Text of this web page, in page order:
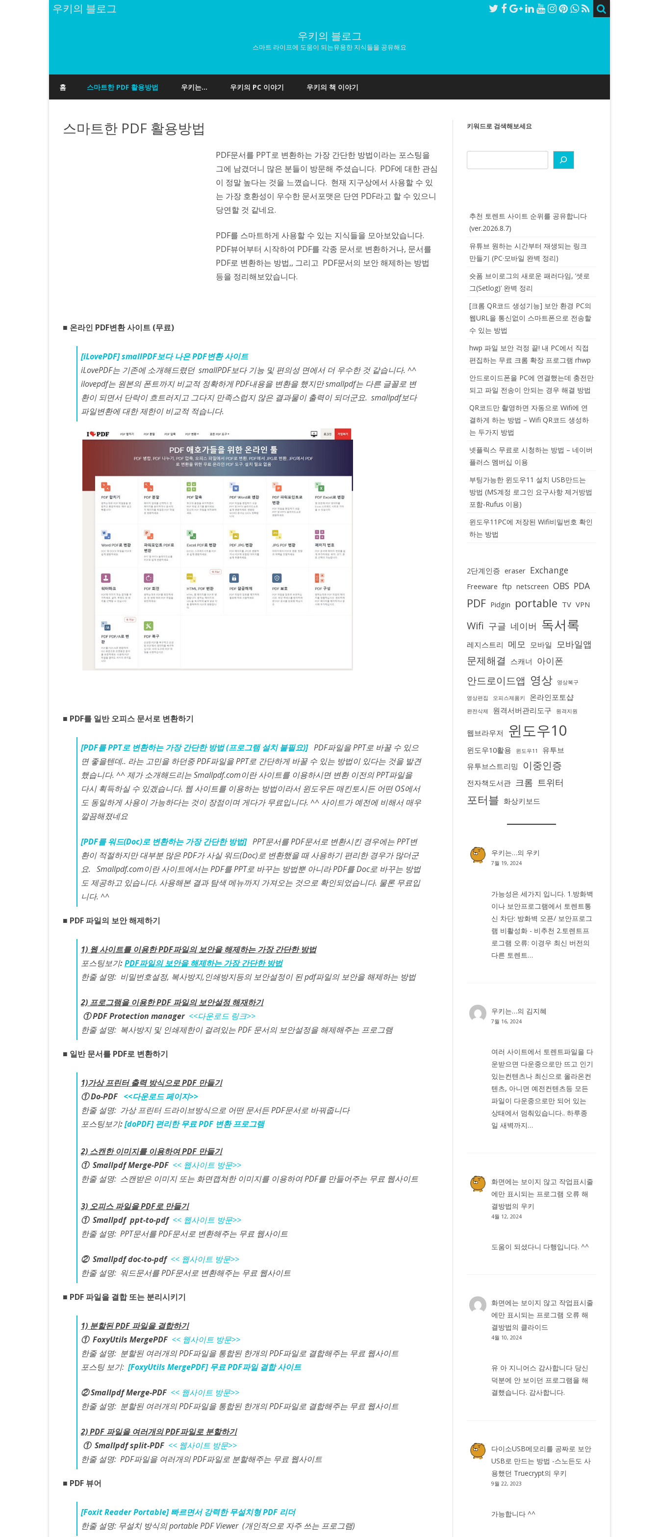
우키의 블로그
우키의 블로그
스마트 라이프에 도움이 되는유용한 지식들을 공유해요
to
content
홈 스마트한 PDF 활용방법 우키는… 우키의 PC 이야기 우키의 책 이야기
스마트한 PDF 활용방법
PDF문서를 PPT로 변환하는 가장 간단한 방법이라는 포스팅을
그에 남겼더니 많은 분들이 방문해 주셨습니다. PDF에 대한 관심
이 정말 높다는 것을 느꼈습니다. 현재 지구상에서 사용할 수 있
는 가장 호환성이 우수한 문서포맷은 단연 PDF라고 할 수 있으니
당연할 것 같네요.
PDF를 스마트하게 사용할 수 있는 지식들을 모아보았습니다.
PDF뷰어부터 시작하여 PDF를 각종 문서로 변환하거나, 문서를
PDF로 변환하는 방법,, 그리고 PDF문서의 보안 해제하는 방법
등을 정리해보았습니다.
■ 온라인 PDF변환 사이트 (무료)
[iLovePDF] smallPDF보다 나은 PDF변환 사이트
iLovePDF는 기존에 소개해드렸던 smallPDF보다 기능 및 편의성 면에서 더 우수한 것 같습니다. ^^
ilovepdf는 원본의 폰트까지 비교적 정확하게 PDF내용을 변환을 했지만 smallpdf는 다른 글꼴로 변
환이 되면서 단락이 흐트러지고 그다지 만족스럽지 않은 결과물이 출력이 되더군요. smallpdf보다
파일변환에 대한 제한이 비교적 적습니다.
■ PDF를 일반 오피스 문서로 변환하기
[PDF를 PPT로 변환하는 가장 간단한 방법 (프로그램 설치 불필요)]PDF파일을 PPT로 바꿀 수 있으
면 좋을텐데.. 라는 고민을 하던중 PDF파일을 PPT로 간단하게 바꿀 수 있는 방법이 있다는 것을 발견
했습니다. ^^ 제가 소개해드리는 Smallpdf.com이란 사이트를 이용하시면 변환 이전의 PPT파일을
다시 획득하실 수 있겠습니다. 웹 사이트를 이용하는 방법이라서 윈도우든 매킨토시든 어떤 OS에서
도 동일하게 사용이 가능하다는 것이 장점이며 게다가 무료입니다. ^^ 사이트가 예전에 비해서 매우
깔끔해졌네요
[PDF를 워드(Doc)로 변환하는 가장 간단한 방법]PPT문서를 PDF문서로 변환시킨 경우에는 PPT변
환이 적절하지만 대부분 많은 PDF가 사실 워드(Doc)로 변환했을 때 사용하기 편리한 경우가 많더군
요. Smallpdf.com이란 사이트에서는 PDF를 PPT로 바꾸는 방법뿐 아니라 PDF를 Doc로 바꾸는 방법
도 제공하고 있습니다. 사용해본 결과 탐색 메뉴까지 가져오는 것으로 확인되었습니다. 물론 무료입
니다. ^^
■ PDF 파일의 보안 해제하기
1) 웹 사이트를 이용한 PDF파일의 보안을 해제하는 가장 간단한 방법
포스팅보기:PDF파일의 보안을 해제하는 가장 간단한 방법
한줄 설명: 비밀번호설정, 복사방지,인쇄방지등의 보안설정이 된 pdf파일의 보안을 해제하는 방법
2) 프로그램을 이용한 PDF 파일의 보안설정 해재하기
①PDF Protection manager <<다운로드 링크>>
한줄 설명: 복사방지 및 인쇄제한이 걸려있는 PDF 문서의 보안설정을 해제해주는 프로그램
■ 일반 문서를 PDF로 변환하기
1)가상 프린터 출력 방식으로 PDF 만들기
① Do-PDF <<다운로드 페이지>>
한줄 설명: 가상 프린터 드라이브방식으로 어떤 문서든 PDF문서로 바꿔줍니다
포스팅보기:[doPDF] 편리한 무료 PDF 변환 프로그램
2) 스캔한 이미지를 이용하여 PDF 만들기
① Smallpdf Merge-PDF << 웹사이트 방문>>
한줄 설명: 스캔받은 이미지 또는 화면캡쳐한 이미지를 이용하여 PDF를 만들어주는 무료 웹사이트
3) 오피스 파일을 PDF로 만들기
① Smallpdf ppt-to-pdf << 웹사이트 방문>>
한줄 설명: PPT문서를 PDF문서로 변환해주는 무료 웹사이트
②Smallpdf doc-to-pdf << 웹사이트 방문>>
한줄 설명: 워드문서를 PDF문서로 변환해주는 무료 웹사이트
■ PDF 파일을 결합 또는 분리시키기
1) 분할된 PDF 파일을 결합하기
① FoxyUtils MergePDF << 웹사이트 방문>>
한줄 설명: 분할된 여러개의 PDF파일을 통합된 한개의 PDF파일로 결합해주는 무료 웹사이트
포스팅 보기: [FoxyUtils MergePDF] 무료 PDF파일 결합 사이트
② Smallpdf Merge-PDF << 웹사이트 방문>>
한줄 설명: 분할된 여러개의 PDF파일을 통합된 한개의 PDF파일로 결합해주는 무료 웹사이트
2) PDF 파일을 여러개의 PDF파일로 분할하기
①Smallpdf split-PDF << 웹사이트 방문>>
한줄 설명: PDF파일을 여러개의 PDF파일로 분할해주는 무료 웹사이트
■ PDF 뷰어
[Foxit Reader Portable] 빠르면서 강력한 무설치형 PDF 리더
한줄 설명: 무설치 방식의 portable PDF Viewer (개인적으로 자주 쓰는 프로그램)
키워드로 검색해보세요
추천 토렌트 사이트 순위를 공유합니다
(ver.2026.8.7)
유튜브 원하는 시간부터 재생되는 링크
만들기 (PC·모바일 완벽 정리)
숏폼 브이로그의 새로운 패러다임, ‘셋로
그(Setlog)’ 완벽 정리
[크롬 QR코드 생성기능] 보안 환경 PC의
웹URL을 통신없이 스마트폰으로 전송할
수 있는 방법
hwp 파일 보안 걱정 끝! 내 PC에서 직접
편집하는 무료 크롬 확장 프로그램 rhwp
안드로이드폰을 PC에 연결했는데 충전만
되고 파일 전송이 안되는 경우 해결 방법
QR코드만 촬영하면 자동으로 Wifi에 연
결하게 하는 방법 – Wifi QR코드 생성하
는 두가지 방법
넷플릭스 무료로 시청하는 방법 – 네이버
플러스 멤버십 이용
부팅가능한 윈도우11 설치 USB만드는
방법 (MS계정 로그인 요구사항 제거방법
포함-Rufus 이용)
윈도우11PC에 저장된 Wifi비밀번호 확인
하는 방법
2단계인증 eraser Exchange
Freeware ftp netscreen OBS PDA
PDF Pidgin portable TV VPN
Wifi 구글 네이버 독서록
레지스트리 메모 모바일 모바일앱
문제해결 스캐너 아이폰
안드로이드앱 영상 영상복구
영상편집 오피스제품키 온라인포토샵
완전삭제 원격서버관리도구 원격지원
웹브라우저 윈도우10
윈도우10활용 윈도우11
유투브
유투브스트리밍
이중인증
전자책도서관 크롬 트위터
포터블 화상키보드
우키는…의 우키
7월 19, 2024
가능성은 세가지 입니다. 1.방화벽
이나 보안프로그램에서 토렌트통
신 차단: 방화벽 오픈/ 보안프로그
램 비활성화 - 비추천 2.토렌트프
로그램 오류: 이경우 최신 버전의
다른 토렌트…
우키는…의 김지혜
7월 16, 2024
여러 사이트에서 토렌트파일을 다
운받으면 다운중으로만 뜨고 인기
있는컨텐츠나 최신으로 올라온컨
텐츠, 아니면 예전컨텐츠등 모든
파일이 다운중으로만 되어 있는
상태에서 멈춰있습니다.. 하루종
일 새벽까지…
화면에는 보이지 않고 작업표시줄
에만 표시되는 프로그램 오류 해
결방법의 우키
4월 12, 2024
도움이 되셨다니 다행입니다. ^^
화면에는 보이지 않고 작업표시줄
에만 표시되는 프로그램 오류 해
결방법의 클라이드
4월 10, 2024
유 아 지니어스 감사합니다 당신
덕분에 안 보이던 프로그램을 해
결했습니다. 감사합니다.
다이소USB메모리를 공짜로 보안
USB로 만드는 방법 -스노든도 사
용했던 Truecrypt의 우키
9월 22, 2023
가능합니다 ^^